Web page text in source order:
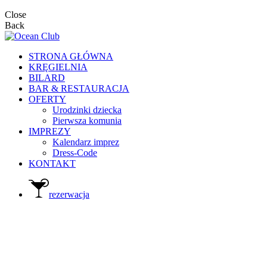
Close
Back
STRONA GŁÓWNA
KRĘGIELNIA
BILARD
BAR & RESTAURACJA
OFERTY
Urodzinki dziecka
Pierwsza komunia
IMPREZY
Kalendarz imprez
Dress-Code
KONTAKT
rezerwacja